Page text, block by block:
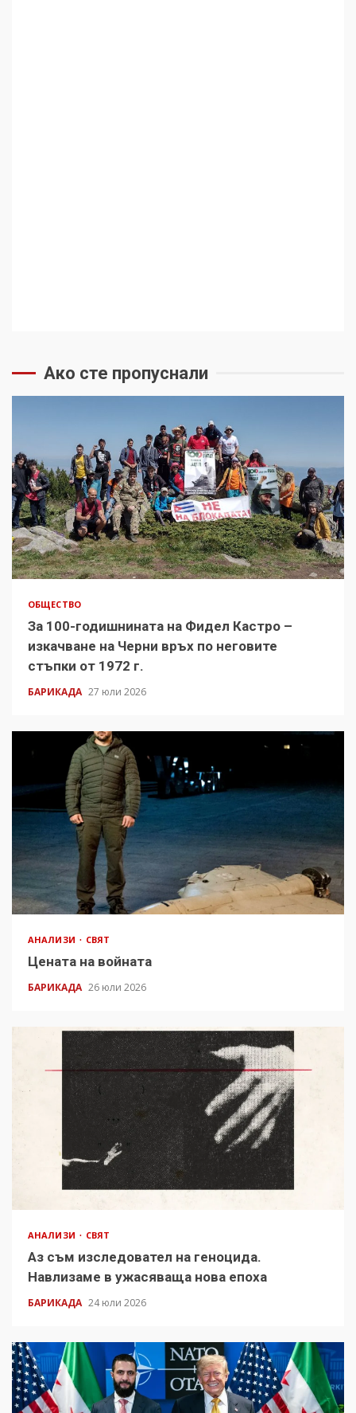
Ако сте пропуснали
ОБЩЕСТВО
За 100-годишнината на Фидел Кастро –
изкачване на Черни връх по неговите
стъпки от 1972 г.
БАРИКАДА 27 юли 2026
АНАЛИЗИ СВЯТ
Цената на войната
БАРИКАДА 26 юли 2026
АНАЛИЗИ СВЯТ
Аз съм изследовател на геноцида.
Навлизаме в ужасяваща нова епоха
БАРИКАДА 24 юли 2026